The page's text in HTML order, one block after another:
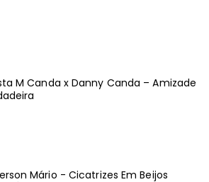
M Canda x Danny Canda – Amizade
Mário - Cicatrizes Em Beijos